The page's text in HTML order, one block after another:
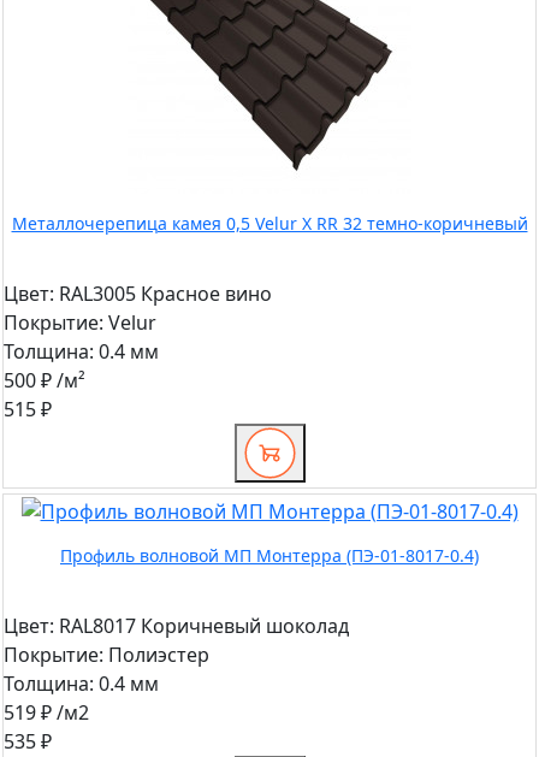
Металлочерепица камея 0,5 Velur X RR 32 темно-коричневый
Цвет: RAL3005 Красное вино
Покрытие: Velur
Толщина: 0.4 мм
500 ₽/м²
515 ₽
Профиль волновой МП Монтерра (ПЭ-01-8017-0.4)
Цвет: RAL8017 Коричневый шоколад
Покрытие: Полиэстер
Толщина: 0.4 мм
519 ₽/м2
535 ₽